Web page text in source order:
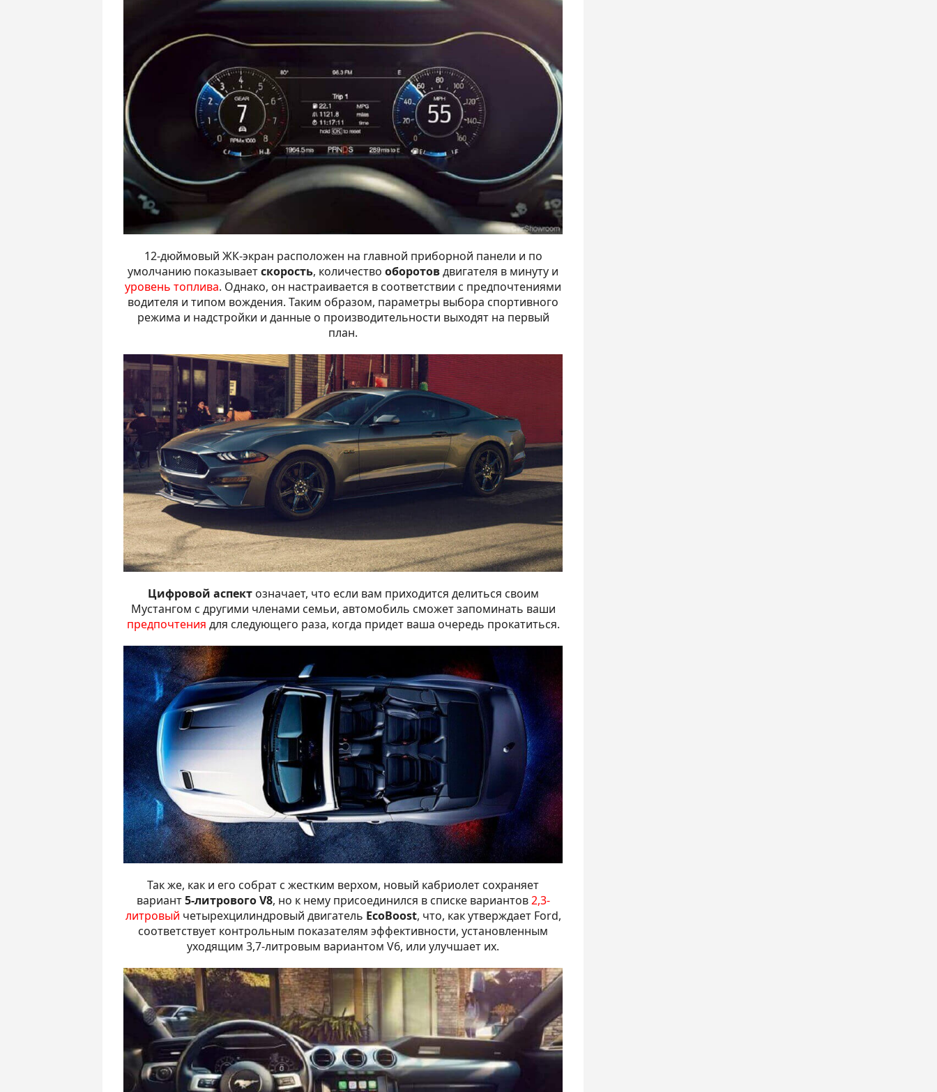
12-дюймовый ЖК-экран расположен на главной приборной панели и по
умолчанию показываетскорость, количество оборотовдвигателя в минуту и
уровень топлива. Однако, он настраивается в соответствии с предпочтениями
водителя и типом вождения. Таким образом, параметры выбора спортивного
режима и надстройки и данные о производительности выходят на первый
план.
Цифровой аспектозначает, что если вам приходится делиться своим
Мустангом с другими членами семьи, автомобиль сможет запоминать ваши
предпочтения для следующего раза, когда придет ваша очередь прокатиться.
Так же, как и его собрат с жестким верхом, новый кабриолет сохраняет
вариант5-литрового V8, но к нему присоединился в списке вариантов2,3-
литровый четырехцилиндровый двигатель EcoBoost, что, как утверждает Ford,
соответствует контрольным показателям эффективности, установленным
уходящим 3,7-литровым вариантом V6, или улучшает их.